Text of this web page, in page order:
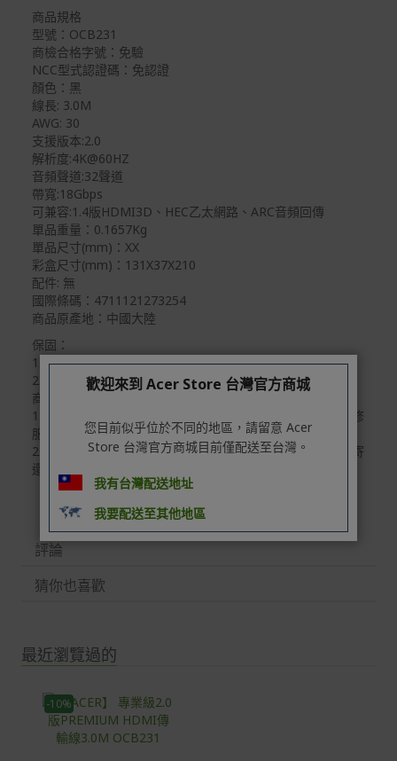
到貨七天內消費者有權申請退貨或換貨；超過七天以上(含
假日)，恕無法辦理。
退回之商品必須是全新狀態且完整包裝(含商品、附件、包
裝、紙箱及所有附隨文件或資料)。
商品到貨後進行開箱前請全程錄影以確保自身權益 ! 非商
品本身瑕疵之退貨商品若有上述不完整之情況，本公司有
權向消費者收取相應的整新費用。
*遊戲光碟、軟體等影音商品屬智慧財產權之商品。依消費
者保護法第十九條第二項規定，一經拆封後恕不接受退換
貨。
如有相關退換貨服務需求，您可以透過專線或服務信箱聯
繫客服。
配送服務
本站商品除有特別標示收取運費之商品，其餘全館皆可免
Acer旗下品牌商品除可宅配配送全台各地外，部分商品可
以選擇配送至全台各地服務中心。
非Acer旗下品牌商品依配合廠商規範，可能會有無法配送
您可以於「我的訂單」內查詢訂單出貨狀態 (路徑：我的帳
號 > 我的訂單)。
實際的到貨時間依配合的物流商做安排，在無特殊狀況下
可在出貨後的兩個工作天內送達。
預購商品依商品頁面上的出貨時間安排，且有可能因實際
Acer旗下品牌商品保固期限與說明請參考此連結：
rranties
非Acer旗下品牌商品保固依各商品和之廠商有所不同，詳
情請參考商品說明。
商品規格
型號：OCB231
商檢合格字號：免驗
NCC型式認證碼：免認證
顏色：黑
線長: 3.0M
AWG: 30
支援版本:2.0
解析度:4K@60HZ
音頻聲道:32聲道
帶寬:18Gbps
可兼容:1.4版HDMI3D、HEC乙太網路、ARC音頻回傳
單品重量：0.1657Kg
單品尺寸(mm)：XX
彩盒尺寸(mm)：131X37X210
配件: 無
國際條碼：4711121273254
商品原產地：中國大陸
保固：
1.產品功能：一年保固
2.外觀、人為因素不保固
商品故障維修：
1.如已超過了七天鑑賞期的退換貨時效，故該商品僅提供維修
服務，敬請見諒！
2.維修需自行負擔寄回商品的運費，維修廠商則會幫您負擔寄
還商品的運費。
評論
猜你也喜歡
最近瀏覽過的
-10%
歡迎來到 Acer Store 台灣官方商城
您目前似乎位於不同的地區，請留意 Acer
Store 台灣官方商城目前僅配送至台灣。
我有台灣配送地址
我要配送至其他地區